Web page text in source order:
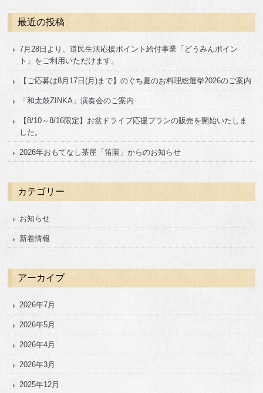
最近の投稿
7月28日より、道民生活応援ポイント給付事業「どうみんポイン
ト」をご利用いただけます。
【ご応募は8月17日(月)まで】のぐち夏のお料理総選挙2026のご案内
「和太鼓ZINKA」演奏会のご案内
【8/10～8/16限定】お盆ドライブ応援プランの販売を開始いたしま
した。
2026年おもてなし茶屋「笛園」からのお知らせ
カテゴリー
お知らせ
新着情報
アーカイブ
2026年7月
2026年5月
2026年4月
2026年3月
2025年12月